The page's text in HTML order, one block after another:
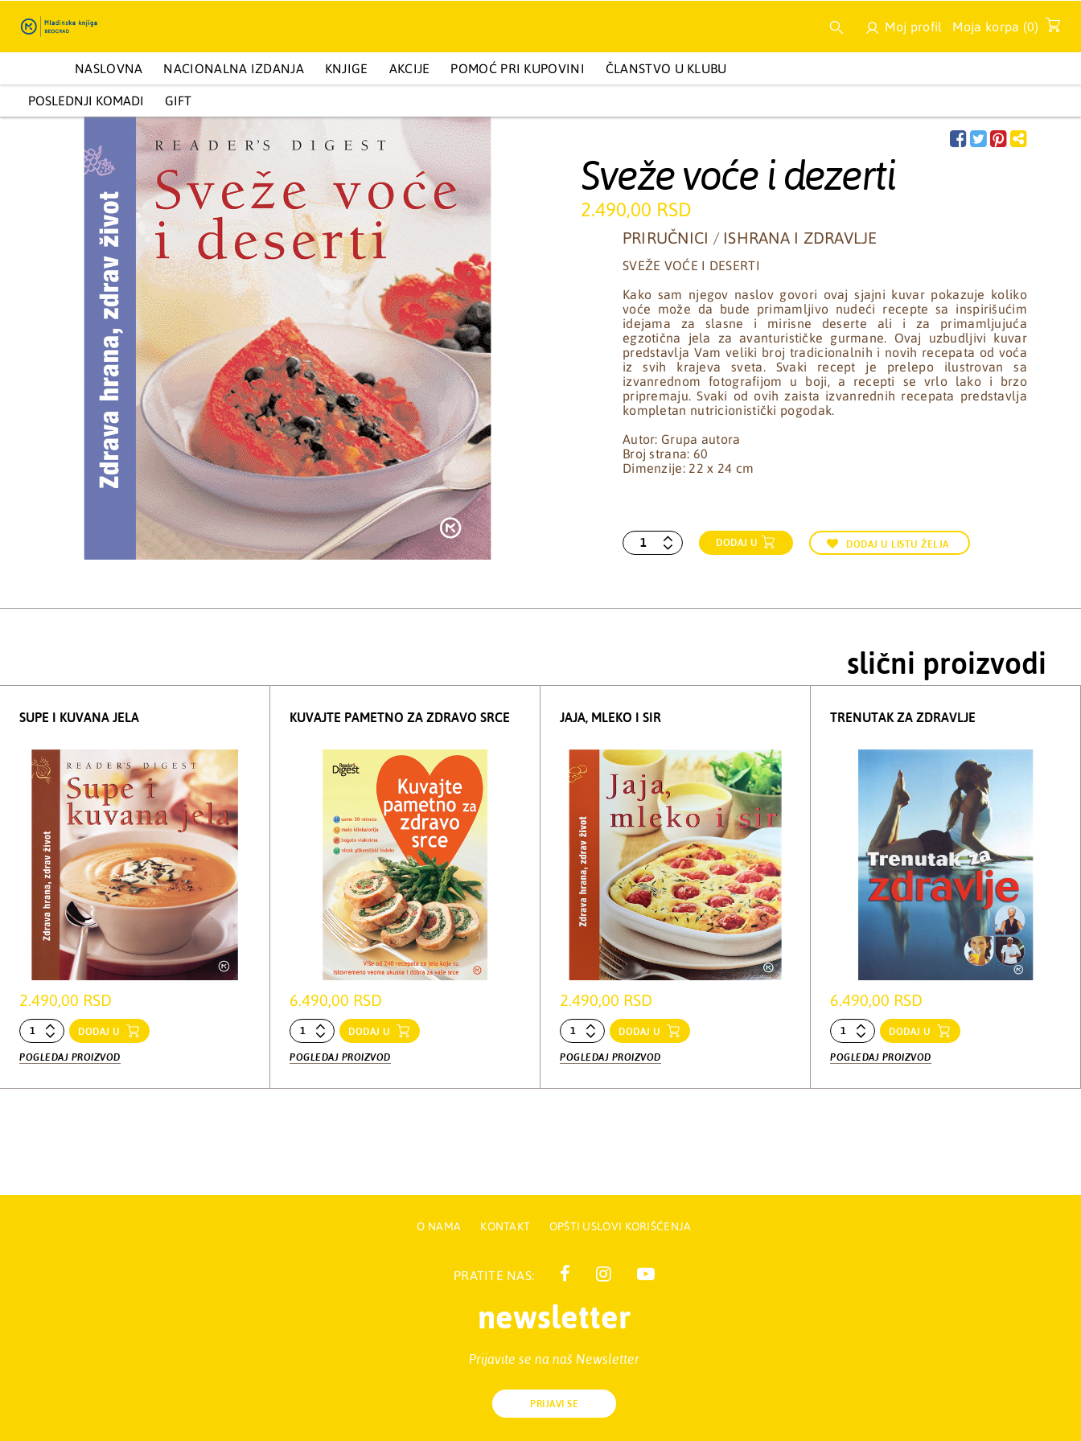
Moj profil Moja korpa (0)
NASLOVNA NACIONALNA IZDANJA KNJIGE
ENCIKLOPEDIJE I KAPITALNA IZDANJA PRIRUČNICI BELETRISTIKA I POPULARNA PSIHOLOGIJA DEČIJA IZDANJA
POSLEDNJI KOMADI GIFT
AKCIJE POMOĆ PRI KUPOVINI ČLANSTVO U KLUBU
Sveže voće i dezerti
2.490,00 RSD
PRIRUČNICI / ISHRANA I ZDRAVLJE
SVEŽE VOĆE I DESERTI
Kako sam njegov naslov govori ovaj sjajni kuvar pokazuje koliko
voće može da bude primamljivo nudeći recepte sa inspirišućim
idejama za slasne i mirisne deserte ali i za primamljujuća
egzotična jela za avanturističke gurmane. Ovaj uzbudljivi kuvar
predstavlja Vam veliki broj tradicionalnih i novih recepata od voća
iz svih krajeva sveta. Svaki recept je prelepo ilustrovan sa
izvanrednom fotografijom u boji, a recepti se vrlo lako i brzo
pripremaju. Svaki od ovih zaista izvanrednih recepata predstavlja
kompletan nutricionistički pogodak.
Autor: Grupa autora
Broj strana: 60
Dimenzije: 22 x 24 cm
DODAJ U DODAJ U LISTU ŽELJA
slični proizvodi
SUPE I KUVANA JELA
2.490,00 RSD
DODAJ U
POGLEDAJ PROIZVOD
KUVAJTE PAMETNO ZA ZDRAVO SRCE
6.490,00 RSD
DODAJ U
POGLEDAJ PROIZVOD
JAJA, MLEKO I SIR
2.490,00 RSD
DODAJ U
POGLEDAJ PROIZVOD
TRENUTAK ZA ZDRAVLJE
6.490,00 RSD
DODAJ U
POGLEDAJ PROIZVOD
O NAMA KONTAKT OPŠTI USLOVI KORIŠĆENJA
PRATITE NAS:
newsletter
Prijavite se na naš Newsletter